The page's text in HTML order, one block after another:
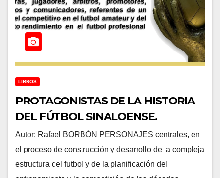
LIBROS
PROTAGONISTAS DE LA HISTORIA
DEL FÚTBOL SINALOENSE.
Autor: Rafael BORBÓN PERSONAJES centrales, en
el proceso de construcción y desarrollo de la compleja
estructura del futbol y de la planificación del